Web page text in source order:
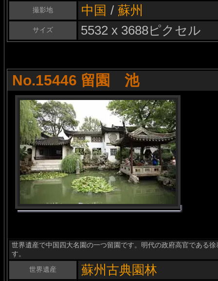
撮影地
中国 / 蘇州
サイズ 5532 x 3688ピクセル
No.15446 留園 池
世界遺産で中国四大名園の一つ留園です。明代の政府高官である
す。
世界遺産
蘇州古典園林